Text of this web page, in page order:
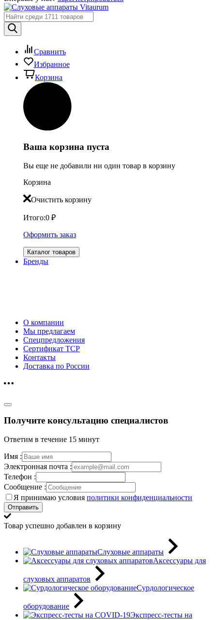
Сравнить
Избранное
Корзина
Ваша корзина пуста
Вы еще не добавили ни один товар в корзину
Корзина
Очистить корзину
Итого:0 ₽
Оформить заказ
Каталог товаров
Бренды
О компании
Мы предлагаем
Спецпредложения
Сертификат ТСР
Контакты
Доставка по России
Получите консультацию специалистов
Ответим в течение 15 минут
Имя :
Электронная почта :
Телефон :
Сообщение :
Я принимаю условия политики конфиденциальности
Отправить
Товар успешно добавлен в корзину
Слуховые аппараты
Аксессуары для
слуховых аппаратов
Сурдологическое
оборудование
Экспресс-тесты на